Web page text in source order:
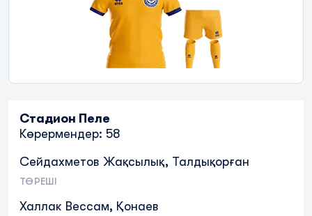
Стадион Пеле
Көрермендер: 58
Сейдахметов Жақсылық, Талдықорған
ТӨРЕШІ
Халлак Вессам, Қонаев